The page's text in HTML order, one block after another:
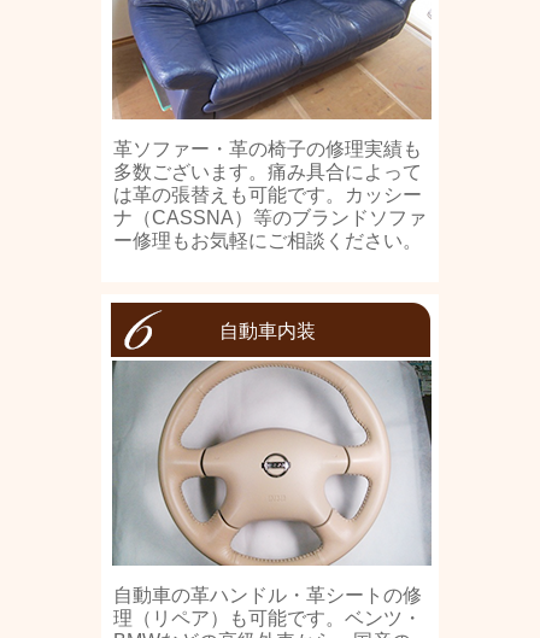
革ソファー・革の椅子の修理実績も
多数ございます。痛み具合によって
は革の張替えも可能です。カッシー
ナ（CASSNA）等のブランドソファ
ー修理もお気軽にご相談ください。
自動車内装
自動車の革ハンドル・革シートの修
理（リペア）も可能です。ベンツ・